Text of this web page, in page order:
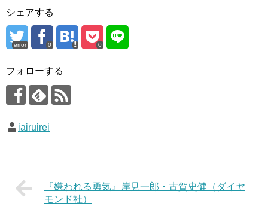
シェアする
error 0 0
フォローする
iairuirei
『嫌われる勇気』岸見一郎・古賀史健（ダイヤ
モンド社）